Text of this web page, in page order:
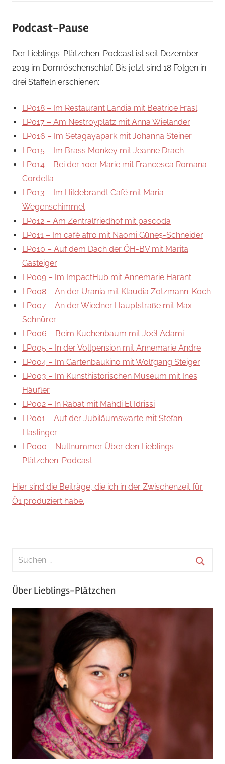
Podcast-Pause
Der Lieblings-Plätzchen-Podcast ist seit Dezember
2019 im Dornröschenschlaf. Bis jetzt sind 18 Folgen in
drei Staffeln erschienen:
LP018 – Im Restaurant Landia mit Beatrice Frasl
LP017 – Am Nestroyplatz mit Anna Wielander
LP016 – Im Setagayapark mit Johanna Steiner
LP015 – Im Brass Monkey mit Jeanne Drach
LP014 – Bei der 10er Marie mit Francesca Romana
Cordella
LP013 – Im Hildebrandt Café mit Maria
Wegenschimmel
LP012 – Am Zentralfriedhof mit pascoda
LP011 – Im café afro mit Naomi Güneş-Schneider
LP010 – Auf dem Dach der ÖH-BV mit Marita
Gasteiger
LP009 – Im ImpactHub mit Annemarie Harant
LP008 – An der Urania mit Klaudia Zotzmann-Koch
LP007 – An der Wiedner Hauptstraße mit Max
Schnürer
LP006 – Beim Kuchenbaum mit Joël Adami
LP005 – In der Vollpension mit Annemarie Andre
LP004 – Im Gartenbaukino mit Wolfgang Steiger
LP003 – Im Kunsthistorischen Museum mit Ines
Häufler
LP002 – In Rabat mit Mahdi El Idrissi
LP001 – Auf der Jubiläumswarte mit Stefan
Haslinger
LP000 – Nullnummer Über den Lieblings-
Plätzchen-Podcast
Hier sind die Beiträge, die ich in der Zwischenzeit für
Ö1 produziert habe.
Über Lieblings-Plätzchen